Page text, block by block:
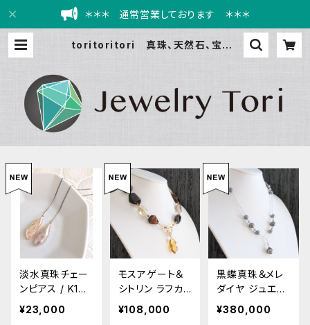
＊＊＊ 通常営業しております ＊＊＊
toritoritori 真珠、天然石、宝石、
淡水真珠チェー
ンピアス / K18
WG Freshwate
r Pearl Chain
¥23,000
モスアゲート＆
シトリン ラフカッ
ト ネックレス＆
ピアス / K14 M
¥108,000
黒蝶真珠＆メレ
ダイヤ ジュエリ
ーセット（ネック
レス・ペンダン
¥380,000